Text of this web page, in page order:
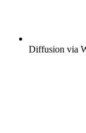
Diffusion via